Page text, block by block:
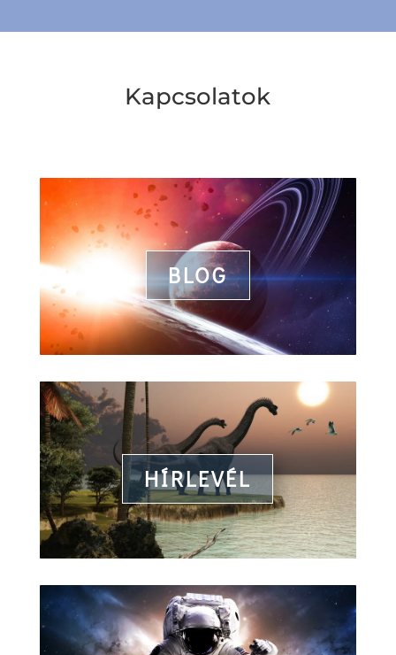
Kapcsolatok
BLOG
Online cikkek, élővilág, természet, tudomány, hit,
teremtés, evolució,
világszemlélet témákban
BLOG
HÍRLEVÉL
Iratkozz fel a hírlevélre, és értesülj első kézből a friss
tartalmakról, hírekről!
HÍRLEVÉL
Előadások, konferenciák, online műsorok.